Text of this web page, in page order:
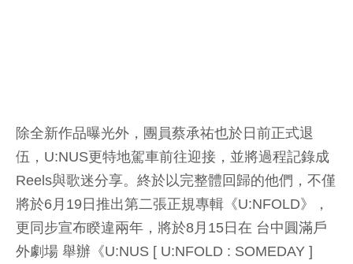
除全新作品曝光外，團員蔡承祐也於日前正式退
伍，U:NUS更特地駕車前往迎接，並將過程記錄成
Reels與歌迷分享。終於以完整體回歸的他們，不僅
將於6月19日推出第二張正規專輯《U:NFOLD》，
更同步宣布睽違兩年，將於8月15日在 台中圓滿戶
外劇場 舉辦《U:NUS [ U:NFOLD : SOMEDAY ]